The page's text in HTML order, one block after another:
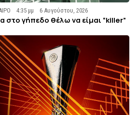
4:35 μμ 6 Αυγούστου, 2026
στο γήπεδο θέλω να είμαι “killer”